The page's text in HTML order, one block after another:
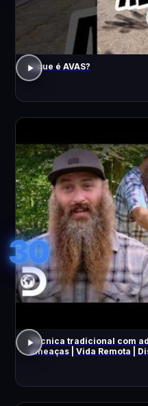
o que é AVAS?
30
Técnica tradicional com
ameaças | Vida Remota |